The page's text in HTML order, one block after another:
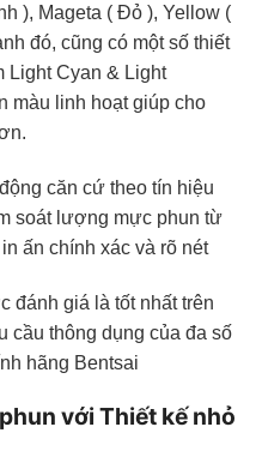
), Mageta ( Đỏ ), Yellow (
đó, cũng có một số thiết
Light Cyan & Light
màu linh hoạt giúp cho
căn cứ theo tín hiệu
soát lượng mực phun từ
ấn chính xác và rõ nét
đánh giá là tốt nhất trên
cầu thông dụng của đa số
hãng Bentsai
với Thiết kế nhỏ